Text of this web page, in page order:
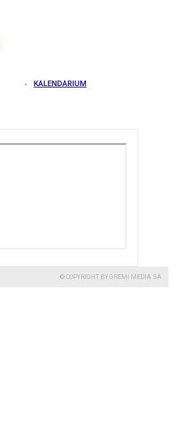
KALENDARIUM
© COPYRIGHT BY GREMI MEDIA SA